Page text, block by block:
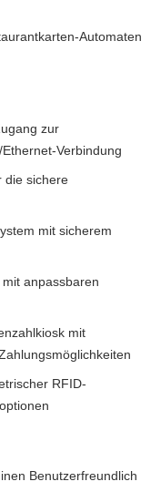
Automaten
zur
Verbindung
die sichere
mit sicherem
anpassbaren
mit
RFID-
Benutzerfreundlich